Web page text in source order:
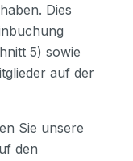
Dies
5) sowie
auf der
Sie unsere
den